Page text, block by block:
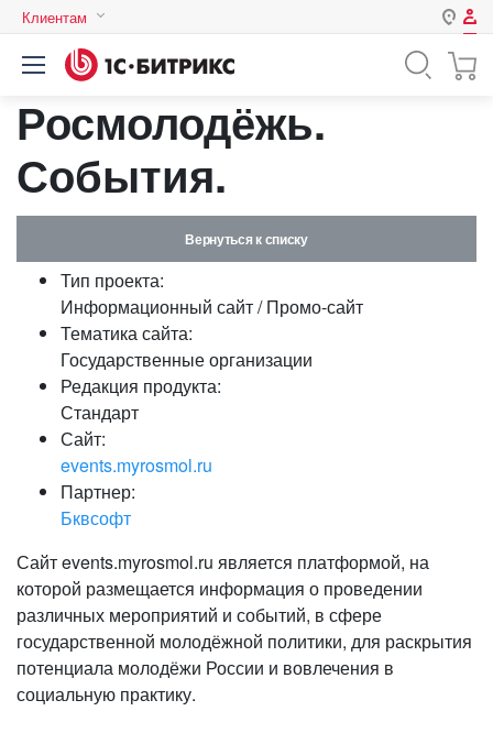
Клиентам
Авторизация
Нет аккаунта?
Логин
Пароль
Запомнить меня на этом
Забыли свой пароль?
или войдите с помощью
Росмолодёжь.
События.
Вернуться к списку
Тип проекта:
Информационный сайт / Промо-сайт
Тематика сайта:
Государственные организации
Редакция продукта:
Стандарт
Сайт:
events.myrosmol.ru
Партнер:
Бквсофт
Сайт events.myrosmol.ru является платформой, на
которой размещается информация о проведении
различных мероприятий и событий, в сфере
государственной молодёжной политики, для раскрытия
потенциала молодёжи России и вовлечения в
социальную практику.